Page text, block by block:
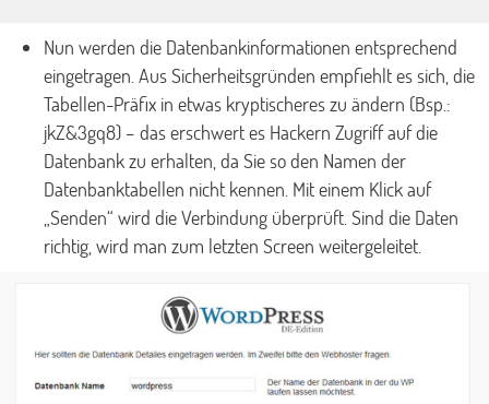
Nun werden die Datenbankinformationen entsprechend
eingetragen. Aus Sicherheitsgründen empfiehlt es sich, die
Tabellen-Präfix in etwas kryptischeres zu ändern (Bsp.:
jkZ&3gq8) – das erschwert es Hackern Zugriff auf die
Datenbank zu erhalten, da Sie so den Namen der
Datenbanktabellen nicht kennen. Mit einem Klick auf
„Senden“ wird die Verbindung überprüft. Sind die Daten
richtig, wird man zum letzten Screen weitergeleitet.